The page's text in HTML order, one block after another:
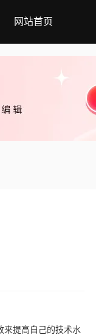
网站首页
来提高自己的技术水